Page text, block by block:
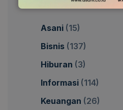
Asani (15)
Bisnis (137)
Hiburan (3)
Informasi (114)
Keuangan (26)